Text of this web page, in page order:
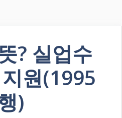
? 실업수
원(1995
)